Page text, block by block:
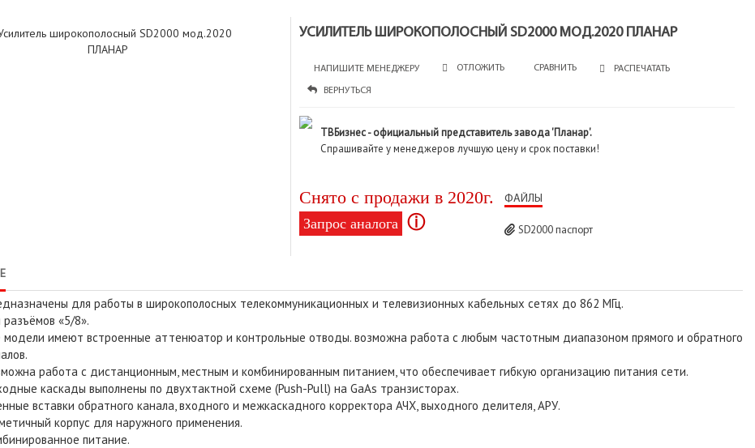
УСИЛИТЕЛЬ ШИРОКОПОЛОСНЫЙ SD2000 МОД.2020 ПЛАНАР
НАПИШИТЕ МЕНЕДЖЕРУ ОТЛОЖИТЬ СРАВНИТЬ РАСПЕЧАТАТЬ
ВЕРНУТЬСЯ
ТВБизнес - официальный представитель завода 'Планар'.
Спрашивайте у менеджеров лучшую цену и срок поставки!
Снято с продажи в 2020г.
Запрос аналога ⓘ
ФАЙЛЫ
SD2000 паспорт
для работы в широкополосных телекоммуникационных и телевизионных кабельных сетях до 862 МГц.
разъёмов «5/8».
модели имеют встроенные аттенюатор и контрольные отводы. возможна работа с любым частотным диапазоном прямого и обратного
работа с дистанционным, местным и комбинированным питанием, что обеспечивает гибкую организацию питания сети.
каскады выполнены по двухтактной схеме (Push-Pull) на GaAs транзисторах.
вставки обратного канала, входного и межкаскадного корректора АЧХ, выходного делителя, АРУ.
корпус для наружного применения.
питание.